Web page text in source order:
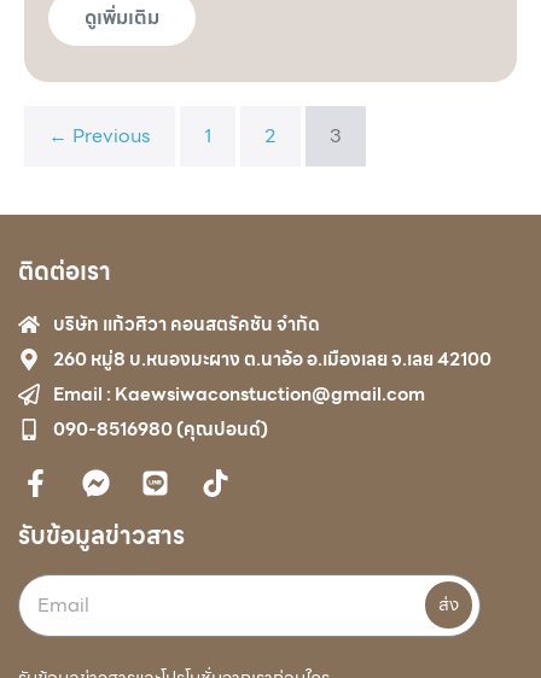
ดูเพิ่มเติม
← Previous 1 2 3
ติดต่อเรา
บริษัท แก้วศิวา คอนสตรัคชัน จำกัด
260 หมู่8 บ.หนองมะผาง ต.นาอ้อ อ.เมืองเลย จ.เลย 42100
Email : Kaewsiwaconstuction@gmail.com
090-8516980​ (คุณปอนด์)
รับข้อมูลข่าวสาร
ส่ง